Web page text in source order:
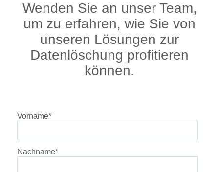
Wenden Sie an unser Team,
um zu erfahren, wie Sie von
unseren Lösungen zur
Datenlöschung profitieren
können.
Vorname*
Nachname*